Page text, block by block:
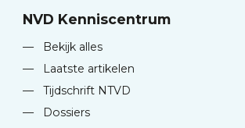
NVD Kenniscentrum
—
Bekijk alles
—
Laatste artikelen
—
Tijdschrift NTVD
—
Dossiers